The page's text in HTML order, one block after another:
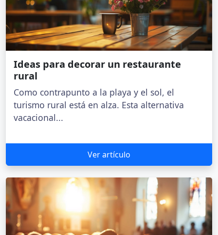
Ideas para decorar un restaurante
rural
Como contrapunto a la playa y el sol, el
turismo rural está en alza. Esta alternativa
vacacional...
Ver artículo